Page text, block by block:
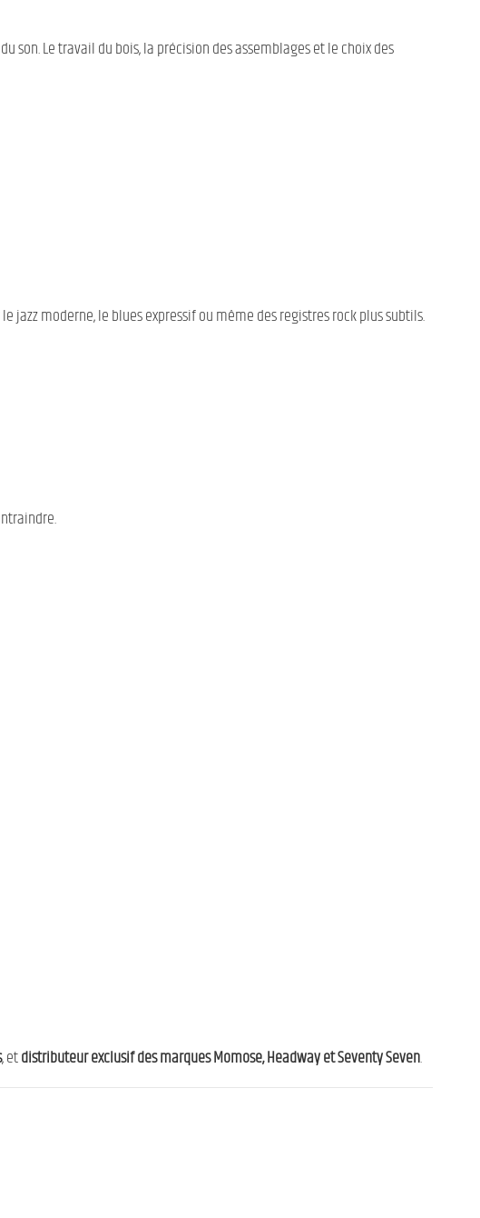
son. Le travail du bois, la précision des assemblages et le choix des
moderne, le blues expressif ou même des registres rock plus subtils.
, etdistributeur exclusif des marques Momose, Headway et Seventy Seven.